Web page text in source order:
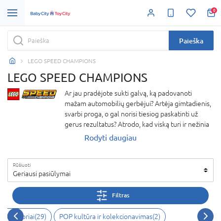
0
Paieška
LEGO SPEED CHAMPIONS
LEGO SPEED CHAMPIONS
Ar jau pradėjote sukti galvą, ką padovanoti
mažam automobilių gerbėjui? Artėja gimtadienis,
svarbi proga, o gal norisi tiesiog paskatinti už
gerus rezultatus? Atrodo, kad viską turi ir nežinia
kuo nustebinti? LEGO konstruktoriai visada bus
laiką, bet ir lavinasi, mokosi, ugdo loginį, erdvinį
mąstymą, kartais net ir motorinius sugebėjimus.
Bet pradėjome nuo klausimo – ką padovanoti
mažam automobilių gerbėjui? Vienas iš atsakymų
gali būti LEGO Speed Champions. Nes LEGO
Rodyti daugiau
Rūšiuoti
Geriausi pasiūlymai
Filtras
(29) POP kultūra ir kolekcionavimas(2)